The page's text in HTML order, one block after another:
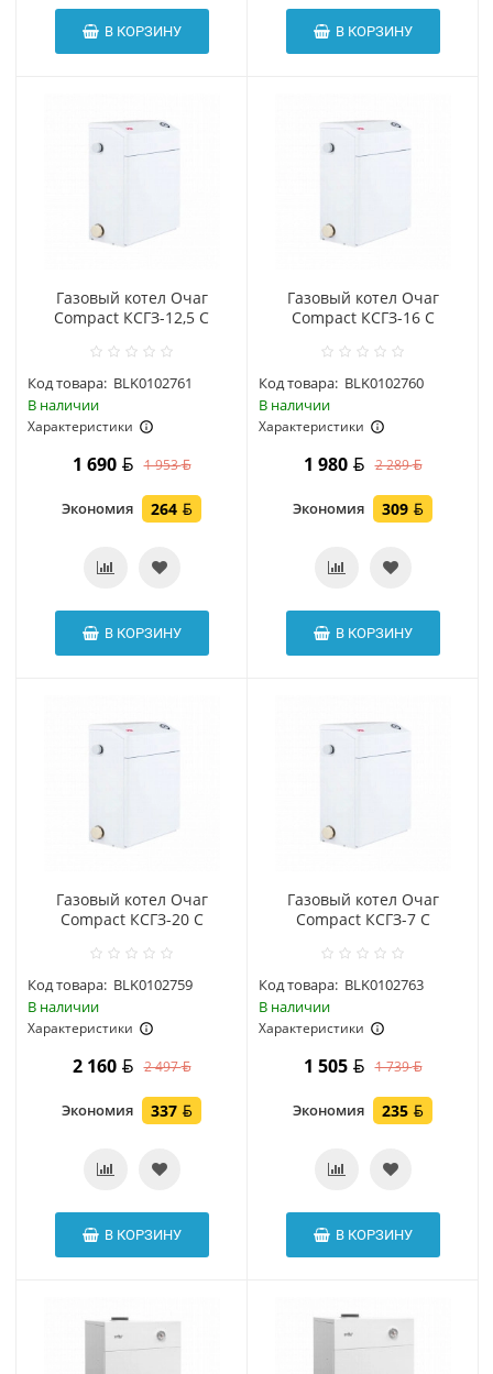
В КОРЗИНУ В КОРЗИНУ
Газовый котел Очаг
Compact КСГЗ-12,5 С
Код товара: BLK0102761
В наличии
Характеристики
1 690 1 953
Экономия 264
В КОРЗИНУ
Газовый котел Очаг
Compact КСГЗ-16 С
Код товара: BLK0102760
В наличии
Характеристики
1 980 2 289
Экономия 309
В КОРЗИНУ
Газовый котел Очаг
Compact КСГЗ-20 С
Код товара: BLK0102759
В наличии
Характеристики
2 160 2 497
Экономия 337
В КОРЗИНУ
Газовый котел Очаг
Compact КСГЗ-7 С
Код товара: BLK0102763
В наличии
Характеристики
1 505 1 739
Экономия 235
В КОРЗИНУ